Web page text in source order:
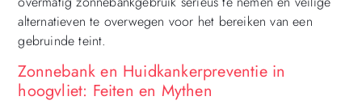
alternatieven te overwegen voor het bereiken van een
gebruinde teint.
Zonnebank en Huidkankerpreventie in
hoogvliet: Feiten en Mythen